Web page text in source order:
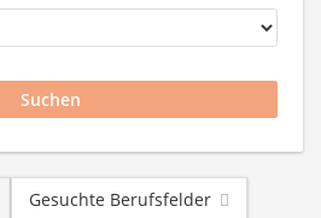
Gesuchte Berufsfelder